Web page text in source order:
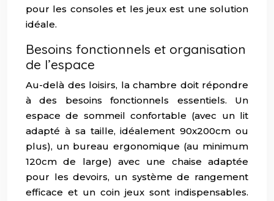
pour les consoles et les jeux est une solution
idéale.
Besoins fonctionnels et organisation
de l’espace
Au-delà des loisirs, la chambre doit répondre
à des besoins fonctionnels essentiels. Un
espace de sommeil confortable (avec un lit
adapté à sa taille, idéalement 90x200cm ou
plus), un bureau ergonomique (au minimum
120cm de large) avec une chaise adaptée
pour les devoirs, un système de rangement
efficace et un coin jeux sont indispensables.